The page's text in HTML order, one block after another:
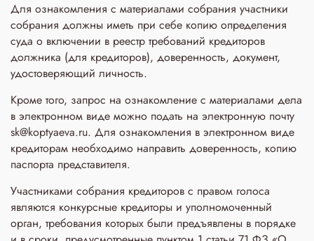
Для ознакомления с материалами собрания участники
собрания должны иметь при себе копию определения
суда о включении в реестр требований кредиторов
должника (для кредиторов), доверенность, документ,
удостоверяющий личность.
Кроме того, запрос на ознакомление с материалами дела
в электронном виде можно подать на электронную почту
sk@koptyaeva.ru. Для ознакомления в электронном виде
кредиторам необходимо направить доверенность, копию
паспорта представителя.
Участниками собрания кредиторов с правом голоса
являются конкурсные кредиторы и уполномоченный
орган, требования которых были предъявлены в порядке